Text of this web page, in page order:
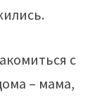
с
– мама,